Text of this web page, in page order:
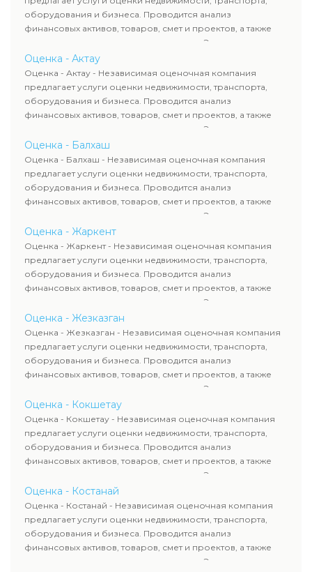
сделок, кредитования и судебных процессов.
оборудования и бизнеса. Проводится анализ
финансовых активов, товаров, смет и проектов, а также
оценка животных и недропользования. Эксперты
определяют рыночную стоимость имущества и
рассчитывают ущерб. Все отчеты соответствуют
требованиям законодательства и используются для
сделок, кредитования и судебных процессов.
Оценка - Актау
Оценка - Актау - Независимая оценочная компания
предлагает услуги оценки недвижимости, транспорта,
оборудования и бизнеса. Проводится анализ
финансовых активов, товаров, смет и проектов, а также
оценка животных и недропользования. Эксперты
определяют рыночную стоимость имущества и
рассчитывают ущерб. Все отчеты соответствуют
требованиям законодательства и используются для
сделок, кредитования и судебных процессов.
Оценка - Балхаш
Оценка - Балхаш - Независимая оценочная компания
предлагает услуги оценки недвижимости, транспорта,
оборудования и бизнеса. Проводится анализ
финансовых активов, товаров, смет и проектов, а также
оценка животных и недропользования. Эксперты
определяют рыночную стоимость имущества и
рассчитывают ущерб. Все отчеты соответствуют
требованиям законодательства и используются для
сделок, кредитования и судебных процессов.
Оценка - Жаркент
Оценка - Жаркент - Независимая оценочная компания
предлагает услуги оценки недвижимости, транспорта,
оборудования и бизнеса. Проводится анализ
финансовых активов, товаров, смет и проектов, а также
оценка животных и недропользования. Эксперты
определяют рыночную стоимость имущества и
рассчитывают ущерб. Все отчеты соответствуют
требованиям законодательства и используются для
сделок, кредитования и судебных процессов.
Оценка - Жезказган
Оценка - Жезказган - Независимая оценочная компания
предлагает услуги оценки недвижимости, транспорта,
оборудования и бизнеса. Проводится анализ
финансовых активов, товаров, смет и проектов, а также
оценка животных и недропользования. Эксперты
определяют рыночную стоимость имущества и
рассчитывают ущерб. Все отчеты соответствуют
требованиям законодательства и используются для
сделок, кредитования и судебных процессов.
Оценка - Кокшетау
Оценка - Кокшетау - Независимая оценочная компания
предлагает услуги оценки недвижимости, транспорта,
оборудования и бизнеса. Проводится анализ
финансовых активов, товаров, смет и проектов, а также
оценка животных и недропользования. Эксперты
определяют рыночную стоимость имущества и
рассчитывают ущерб. Все отчеты соответствуют
требованиям законодательства и используются для
сделок, кредитования и судебных процессов.
Оценка - Костанай
Оценка - Костанай - Независимая оценочная компания
предлагает услуги оценки недвижимости, транспорта,
оборудования и бизнеса. Проводится анализ
финансовых активов, товаров, смет и проектов, а также
оценка животных и недропользования. Эксперты